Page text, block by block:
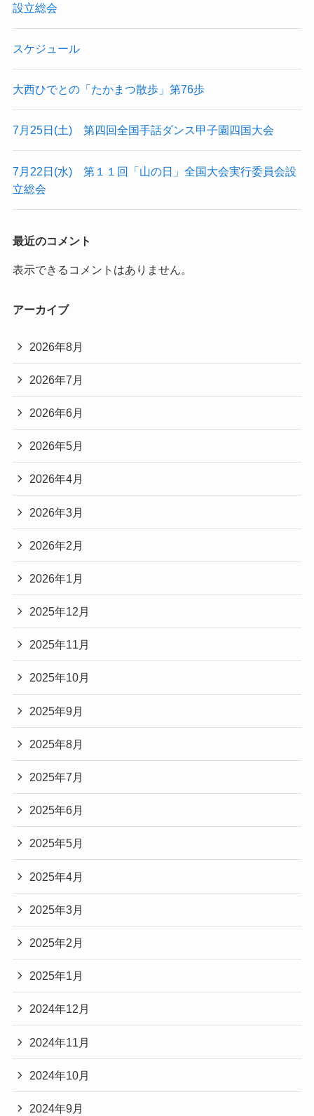
設立総会
スケジュール
大西ひでとの「たかまつ散歩」第76歩
7月25日(土) 第四回全国手話ダンス甲子園四国大会
7月22日(水) 第１１回「山の日」全国大会実行委員会設
立総会
最近のコメント
表示できるコメントはありません。
アーカイブ
2026年8月
2026年7月
2026年6月
2026年5月
2026年4月
2026年3月
2026年2月
2026年1月
2025年12月
2025年11月
2025年10月
2025年9月
2025年8月
2025年7月
2025年6月
2025年5月
2025年4月
2025年3月
2025年2月
2025年1月
2024年12月
2024年11月
2024年10月
2024年9月